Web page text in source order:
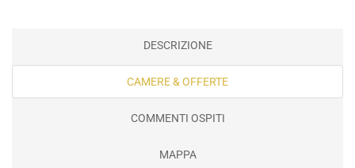
DESCRIZIONE
CAMERE & OFFERTE
COMMENTI OSPITI
MAPPA